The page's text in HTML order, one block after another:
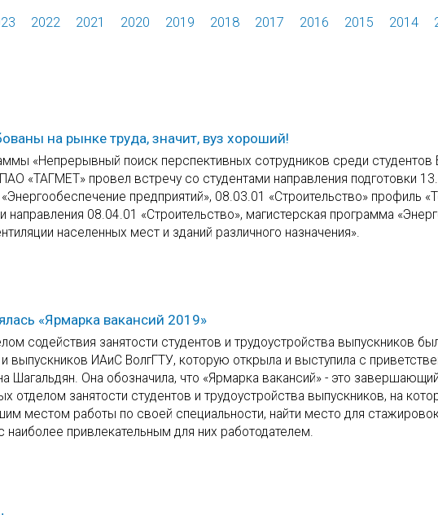
2022 2021 2020 2019 2018 2017 2016 2015 2014
на рынке труда, значит, вуз хороший!
«Непрерывный поиск перспективных сотрудников среди студентов
«ТАГМЕТ» провел встречу со студентами направления подготовки
предприятий», 08.03.01 «Строительство» профиль
направления 08.04.01 «Строительство», магистерская программа
населенных мест и зданий различного назначения».
«Ярмарка вакансий 2019»
содействия занятости студентов и трудоустройства выпускников
и выпускников ИАиС ВолгГТУ, которую открыла и выступила с
Она обозначила, что «Ярмарка вакансий» - это завершающий
отделом занятости студентов и трудоустройства выпускников, на
местом работы по своей специальности, найти место для
привлекательным для них работодателем.